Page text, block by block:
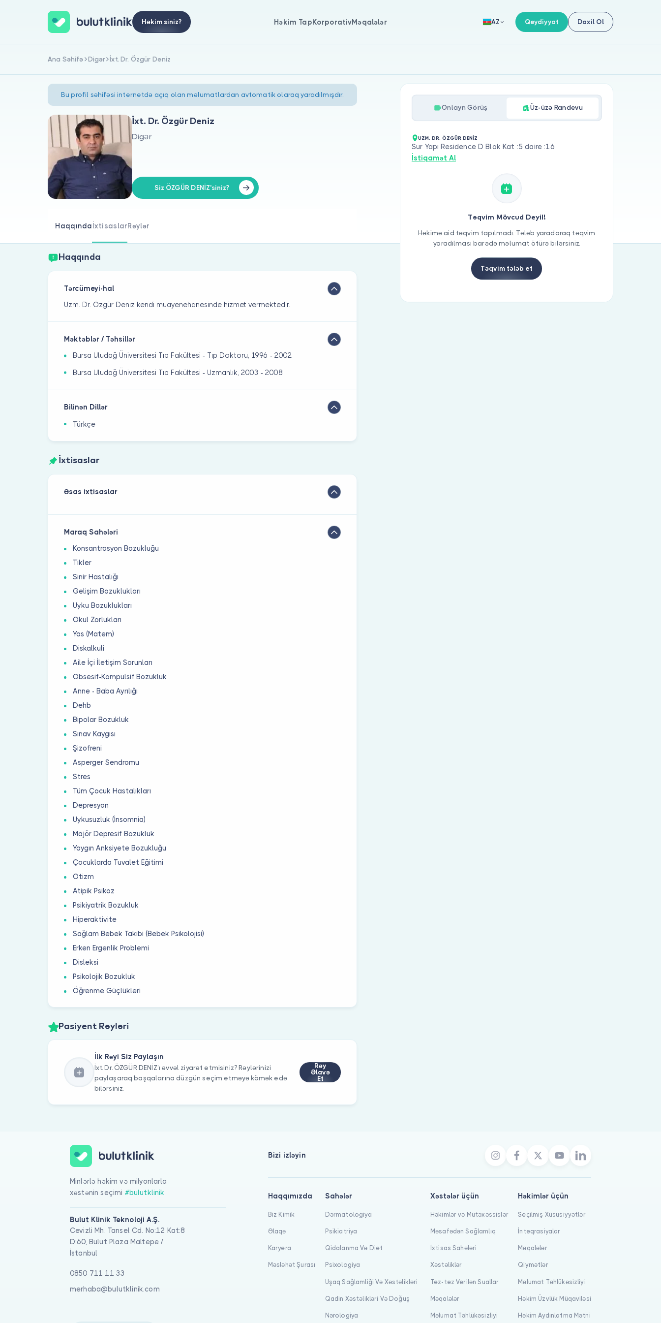
Həkim siniz? Həkim TapKorporativMəqalələr AZ Qeydiyyat Daxil Ol
Ana Səhifə Digər İxt. Dr. Özgür Deniz
Bu profil səhifəsi internetdə açıq olan məlumatlardan avtomatik olaraq yaradılmışdır.
İxt. Dr. Özgür Deniz
Digər
Siz ÖZGÜR DENİZ'siniz?
Haqqında İxtisaslarRəylər
Haqqında
Tərcümeyi-hal
Uzm. Dr. Özgür Deniz kendi muayenehanesinde hizmet vermektedir.
Məktəblər / Təhsillər
Bursa Uludağ Üniversitesi Tıp Fakültesi - Tıp Doktoru, 1996 - 2002
Bursa Uludağ Üniversitesi Tıp Fakültesi - Uzmanlık, 2003 - 2008
Bilinən Dillər
Türkçe
İxtisaslar
Əsas ixtisaslar
Maraq Sahələri
Konsantrasyon Bozukluğu
Tikler
Sinir Hastalığı
Gelişim Bozuklukları
Uyku Bozuklukları
Okul Zorlukları
Yas (Matem)
Diskalkuli
Aile İçi İletişim Sorunları
Obsesif-Kompulsif Bozukluk
Anne - Baba Ayrılığı
Dehb
Bipolar Bozukluk
Sınav Kaygısı
Şizofreni
Asperger Sendromu
Stres
Tüm Çocuk Hastalıkları
Depresyon
Uykusuzluk (İnsomnia)
Majör Depresif Bozukluk
Yaygın Anksiyete Bozukluğu
Çocuklarda Tuvalet Eğitimi
Otizm
Atipik Psikoz
Psikiyatrik Bozukluk
Hiperaktivite
Sağlam Bebek Takibi (Bebek Psikolojisi)
Erken Ergenlik Problemi
Disleksi
Psikolojik Bozukluk
Öğrenme Güçlükleri
Pasiyent Rəyləri
İlk Rəyi Siz Paylaşın
İxt. Dr. ÖZGÜR DENİZ’ı əvvəl ziyarət etmisiniz? Rəylərinizi
paylaşaraq başqalarına düzgün seçim etməyə kömək edə
bilərsiniz.
Rəy
Əlavə
Et
Onlayn Görüş Üz-üzə Randevu
UZM. DR. ÖZGÜR DENİZ
Sur Yapı Residence D Blok Kat :5 daire :16
İstiqamət Al
Təqvim Mövcud Deyil!
Həkimə aid təqvim tapılmadı. Tələb yaradaraq təqvim
yaradılması barədə məlumat ötürə bilərsiniz.
Təqvim tələb et
Minlərlə həkim və milyonlarla
xəstənin seçimi #bulutklinik
Bulut Klinik Teknoloji A.Ş.
Cevizli Mh. Tansel Cd. No:12 Kat:8
D:60, Bulut Plaza Maltepe /
İstanbul
0850 711 11 33
merhaba@bulutklinik.com
Bizi izləyin
Haqqımızda
Biz Kimik
Əlaqə
Karyera
Məsləhət Şurası
Sahələr
Dərmatologiya
Psikiatriya
Qidalanma Və Diet
Psixologiya
Uşaq Sağlamliği Və Xəstəlikləri
Qadin Xəstəlikləri Və Doğuş
Nərologiya
Xəstələr üçün
Həkimlər və Mütəxəssislər
Məsafədən Sağlamlıq
İxtisas Sahələri
Xəstəliklər
Tez-tez Verilən Suallar
Məqalələr
Məlumat Təhlükəsizliyi
Həkimlər üçün
Seçilmiş Xüsusiyyətlər
İnteqrasiyalar
Məqalələr
Qiymətlər
Məlumat Təhlükəsizliyi
Həkim Üzvlük Müqaviləsi
Həkim Aydınlatma Mətni